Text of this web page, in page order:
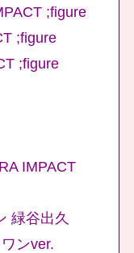
;figure
;figure
;figure
IMPACT
緑谷出久
ンver.